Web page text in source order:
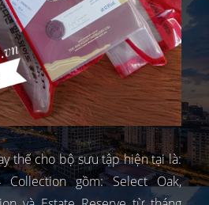
thế cho bộ sưu tập hiện tại là:
Collection gồm: Select Oak,